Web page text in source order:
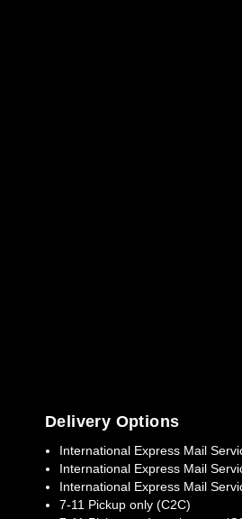
Delivery Options
International Express Mail
International Express Mail
International Express Mail
7-11 Pickup only (C2C)